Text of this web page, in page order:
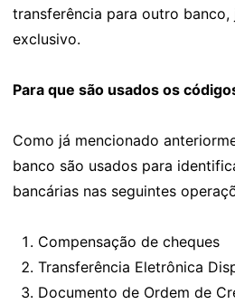
transferência para outro
exclusivo.
Para que são usados os
Como já mencionado
banco são usados para
bancárias nas seguintes
Compensação de cheques
Transferência Eletrônica
Documento de Ordem de